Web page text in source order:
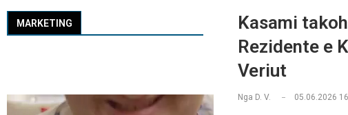
Kasami
Rezidente e
Veriut
Nga D. V. 05.06.2026
MARKETING